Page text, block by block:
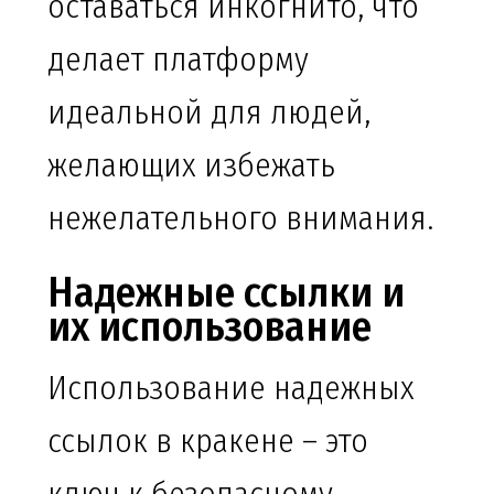
делает платформу
идеальной для людей,
желающих избежать
нежелательного внимания.
Надежные ссылки и
их использование
Использование надежных
ссылок в кракене – это